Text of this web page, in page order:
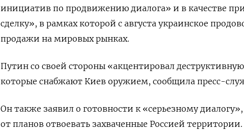
инициатив по продвижению диалога» и в качестве
сделку», в рамках которой с августа украинское
продажи на мировых рынках.
Путин со своей стороны «акцентировал
которые снабжают Киев оружием, сообщила пресс-
Он также заявил о готовности к «серьезному
от планов отвоевать захваченные Россией